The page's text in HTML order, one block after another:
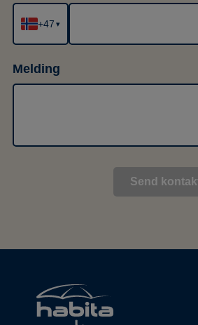
+47 ▾
Melding